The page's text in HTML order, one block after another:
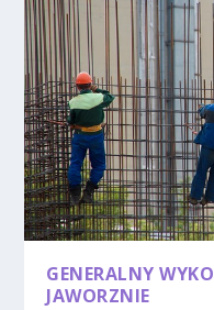
GENERALNY
JAWORZNIE